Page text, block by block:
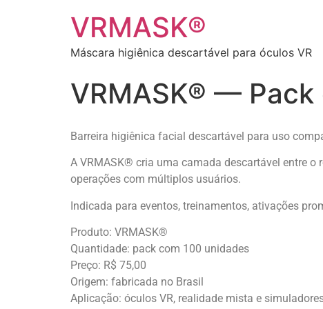
VRMASK®
Máscara higiênica descartável para óculos VR
VRMASK® —
Barreira higiênica facial descartável para uso
A VRMASK® cria uma camada descartável entre
operações com múltiplos usuários.
Indicada para eventos, treinamentos, ativações
Produto: VRMASK®
Quantidade: pack com 100 unidades
Preço: R$ 75,00
Origem: fabricada no Brasil
Aplicação: óculos VR, realidade mista e